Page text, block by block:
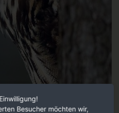
Besucher möchten wir,